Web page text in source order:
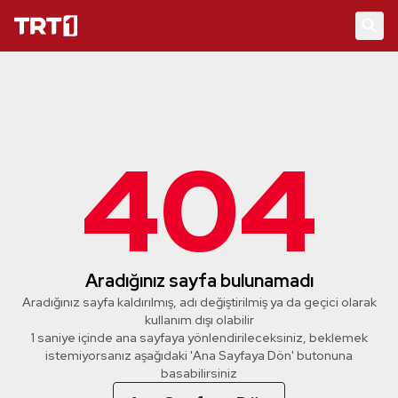
404
Aradığınız sayfa bulunamadı
Aradığınız sayfa kaldırılmış, adı değiştirilmiş ya da geçici olarak
kullanım dışı olabilir
1 saniye içinde ana sayfaya yönlendirileceksiniz, beklemek
istemiyorsanız aşağıdaki 'Ana Sayfaya Dön' butonuna
basabilirsiniz